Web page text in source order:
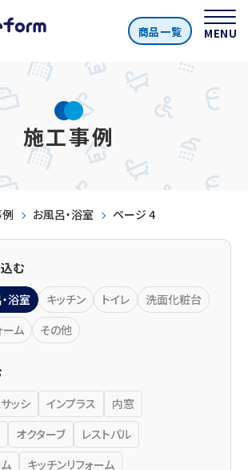
商品一覧 MENU
施工事例
お風呂・浴室 ページ 4
む
浴室 キッチン トイレ
洗面化粧台
ーム
その他
ッシ インプラス
内窓
オクターブ
レストパル
キッチンリフォーム